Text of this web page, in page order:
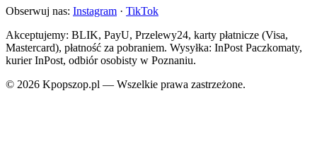
Obserwuj nas: Instagram · TikTok
Akceptujemy: BLIK, PayU, Przelewy24, karty płatnicze (Visa,
Mastercard), płatność za pobraniem. Wysyłka: InPost Paczkomaty,
kurier InPost, odbiór osobisty w Poznaniu.
© 2026 Kpopszop.pl — Wszelkie prawa zastrzeżone.